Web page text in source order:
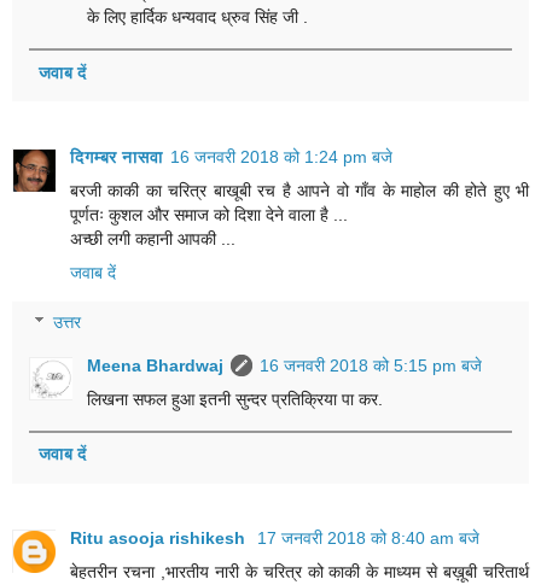
के लिए‎ हार्दिक धन्यवाद ध्रुव सिंह जी .
जवाब दें
दिगम्बर नासवा 16 जनवरी 2018 को 1:24 pm बजे
बरजी काकी का चरित्र बाखूबी रच है आपने वो गाँव के माहोल की होते हुए भी
पूर्णतः कुशल और समाज को दिशा देने वाला है ...
अच्छी लगी कहानी आपकी ...
जवाब दें
उत्तर
Meena Bhardwaj
16 जनवरी 2018 को 5:15 pm बजे
लिख‎ना सफल हुआ‎ इतनी सुन्दर प्रतिक्रिया‎ पा कर.
जवाब दें
Ritu asooja rishikesh
17 जनवरी 2018 को 8:40 am बजे
बेहतरीन रचना ,भारतीय नारी के चरित्र को काकी के माध्यम से बख़ूबी चरितार्थ